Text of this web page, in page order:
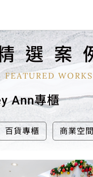
選 案
FEATURED WORKS
Ann專櫃
百貨專櫃 商業空間